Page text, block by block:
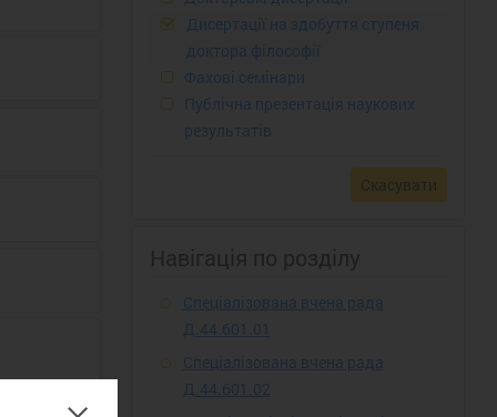
Дисертації на здобуття ступеня
доктора філософії
Фахові семінари
Публічна презентація наукових
результатів
Спеціалізована вчена рада
Д.44.601.01
Спеціалізована вчена рада
Д.44.601.02